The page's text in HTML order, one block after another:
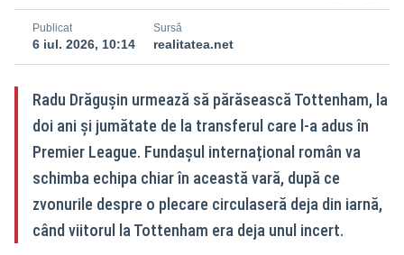
Publicat
6 iul. 2026, 10:14
Sursă
realitatea.net
Radu Drăgușin urmează să părăsească Tottenham, la
doi ani și jumătate de la transferul care l-a adus în
Premier League. Fundașul internațional român va
schimba echipa chiar în această vară, după ce
zvonurile despre o plecare circulaseră deja din iarnă,
când viitorul la Tottenham era deja unul incert.